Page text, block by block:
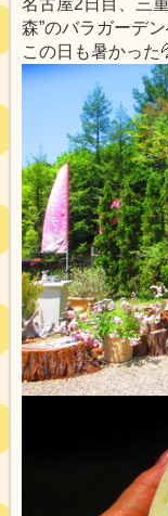
名古屋2日目、三
森”のバラガーデ
この日も暑かった